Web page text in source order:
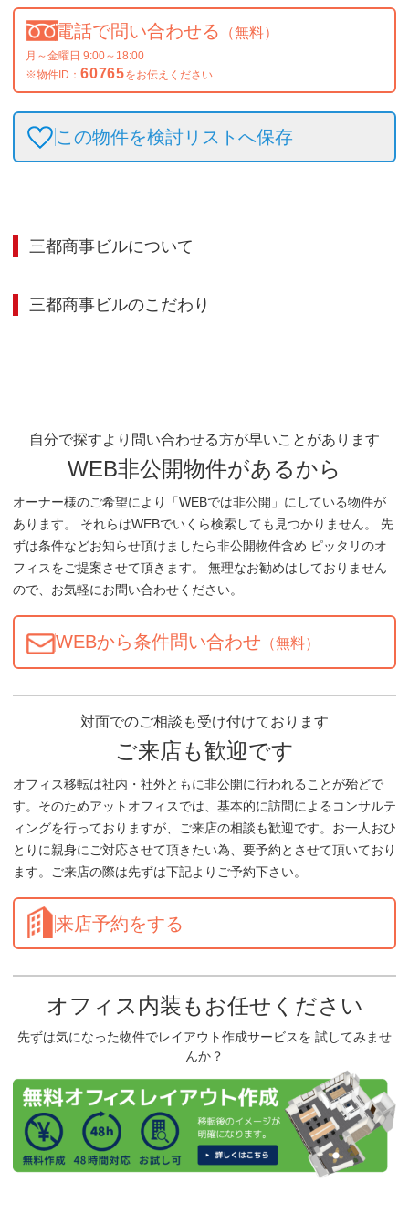
電話で問い合わせる （無料）
月～金曜日 9:00～18:00
※物件ID： 60765をお伝えください
この物件を検討リストへ保存
三都商事ビルについて
三都商事ビルのこだわり
自分で探すより問い合わせる方が早いことがあります
WEB非公開物件があるから
オーナー様のご希望により「WEBでは非公開」にしている物件が
あります。 それらはWEBでいくら検索しても見つかりません。 先
ずは条件などお知らせ頂けましたら非公開物件含め ピッタリのオ
フィスをご提案させて頂きます。 無理なお勧めはしておりません
ので、お気軽にお問い合わせください。
WEBから条件問い合わせ （無料）
対面でのご相談も受け付けております
ご来店も歓迎です
オフィス移転は社内・社外ともに非公開に行われることが殆どで
す。そのためアットオフィスでは、基本的に訪問によるコンサルテ
ィングを行っておりますが、ご来店の相談も歓迎です。お一人おひ
とりに親身にご対応させて頂きたい為、要予約とさせて頂いており
ます。ご来店の際は先ずは下記よりご予約下さい。
来店予約をする
オフィス内装もお任せください
先ずは気になった物件でレイアウト作成サービスを 試してみませ
んか？